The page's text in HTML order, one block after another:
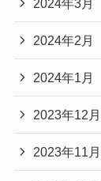
2024年3月
2024年2月
2024年1月
2023年12月
2023年11月